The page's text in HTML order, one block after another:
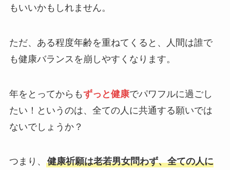
もいいかもしれません。
ただ、ある程度年齢を重ねてくると、人間は誰で
も健康バランスを崩しやすくなります。
年をとってからもずっと健康でパワフルに過ごし
たい！というのは、全ての人に共通する願いでは
ないでしょうか？
つまり、 健康祈願は老若男女問わず、全ての人に